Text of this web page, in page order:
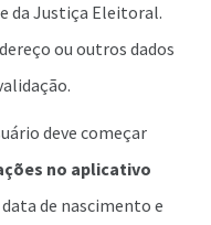
da Justiça Eleitoral.
ou outros dados
deve começar
no aplicativo
de nascimento e